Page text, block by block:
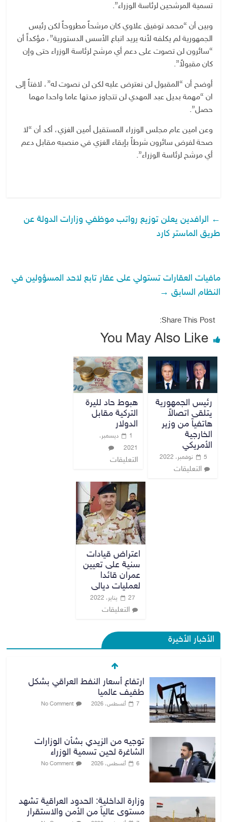
تسمية المرشحين لرئاسة الوزراء”.
وبين أن “محمد توفيق علاوي كان مرشحاً مطروحاً لكن رئيس
الجمهورية لم يكلفه لأنه يريد اتباع الأسس الدستورية”، مؤكداً أن
“سائرون لن تصوت على دعم أي مرشح لرئاسة الوزراء حتى وإن
كان مقبولاً”.
أوضح أن “المقبول لن نعترض عليه لكن لن نصوت له”، لافتاً إلى
ان “مهمة بديل عبد المهدي لن تتجاوز مدتها عاما واحدا مهما
حصل”.
وعن امين عام مجلس الوزراء المستقيل أمين الغزي، أكد أن “لا
صحة لفرض سائرون شرطاً بإبقاء الغزي في منصبه مقابل دعم
أي مرشح لرئاسة الوزراء”.
← الرافدين يعلن توزيع رواتب موظفي وزارات الدولة عن
طريق الماستر كارد
مافيات العقارات تستولي على عقار تابع لاحد المسؤولين في
النظام السابق →
Share This Post:
You May Also Like
رئيس الجمهورية
يتلقى اتصالاً
هاتفياً من وزير
الخارجية
الأمريكي
5 نوفمبر، 2022
التعليقات
هبوط حاد لليرة
التركية مقابل
الدولار
1 ديسمبر،
2021
التعليقات
اعتراض قيادات
سنية على تعيين
عمران قائدا
لعمليات ديالى
27 يناير، 2022
التعليقات
الأخبار الأخيرة
ارتفاع أسعار النفط العراقي بشكل
طفيف عالميا
7 أغسطس، 2026 No Comment
توجيه من الزيدي بشأن الوزارات
الشاغرة لحين تسمية الوزراء
6 أغسطس، 2026 No Comment
وزارة الداخلية: الحدود العراقية تشهد
مستوى عالياً من الأمن والاستقرار